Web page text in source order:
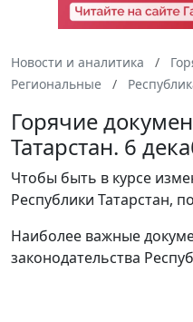
Новости и аналитика
Региональные
Горячие
Татарстан. 6
Чтобы быть в курсе
Республики Татарстан,
Наиболее важные
законодательства